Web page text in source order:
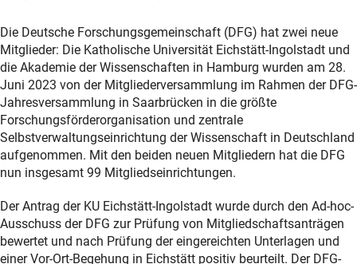
Die Deutsche Forschungsgemeinschaft (DFG) hat zwei neue
Mitglieder: Die Katholische Universität Eichstätt-Ingolstadt und
die Akademie der Wissenschaften in Hamburg wurden am 28.
Juni 2023 von der Mitgliederversammlung im Rahmen der DFG-
Jahresversammlung in Saarbrücken in die größte
Forschungsförderorganisation und zentrale
Selbstverwaltungseinrichtung der Wissenschaft in Deutschland
aufgenommen. Mit den beiden neuen Mitgliedern hat die DFG
nun insgesamt 99 Mitgliedseinrichtungen.
Der Antrag der KU Eichstätt-Ingolstadt wurde durch den Ad-hoc-
Ausschuss der DFG zur Prüfung von Mitgliedschaftsanträgen
bewertet und nach Prüfung der eingereichten Unterlagen und
einer Vor-Ort-Begehung in Eichstätt positiv beurteilt. Der DFG-